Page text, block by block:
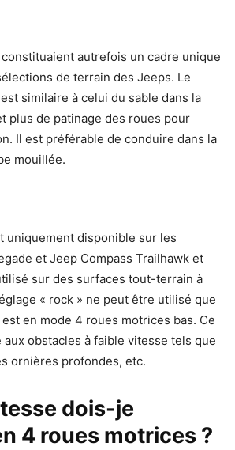
autrefois un cadre unique
de terrain des Jeeps. Le
similaire à celui du sable dans la
plus de patinage des roues pour
Il est préférable de conduire dans la
mouillée.
uniquement disponible sur les
et Jeep Compass Trailhawk et
sur des surfaces tout-terrain à
« rock » ne peut être utilisé que
en mode 4 roues motrices bas. Ce
obstacles à faible vitesse tels que
ornières profondes, etc.
dois-je
4 roues motrices ?